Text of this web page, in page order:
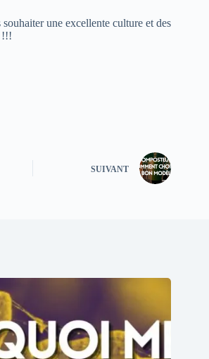
une excellente culture et des
!!!
SUIVANT